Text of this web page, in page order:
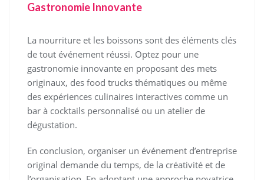
Gastronomie Innovante
La nourriture et les boissons sont des éléments clés
de tout événement réussi. Optez pour une
gastronomie innovante en proposant des mets
originaux, des food trucks thématiques ou même
des expériences culinaires interactives comme un
bar à cocktails personnalisé ou un atelier de
dégustation.
En conclusion, organiser un événement d’entreprise
original demande du temps, de la créativité et de